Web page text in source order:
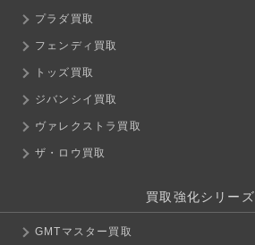
プラダ買取
フェンディ買取
トッズ買取
ジバンシイ買取
ヴァレクストラ買取
ザ・ロウ買取
買取強化シリーズ
GMTマスター買取